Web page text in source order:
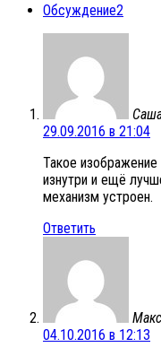
Обсуждение2
29.09.2016 в 21:04
Такое
изнутри и ещё
механизм устроен.
Ответить
04.10.2016 в 12:13